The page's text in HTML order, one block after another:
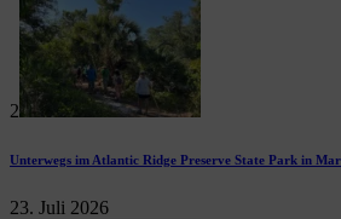
2
Unterwegs im Atlantic Ridge Preserve State Park in
23. Juli 2026